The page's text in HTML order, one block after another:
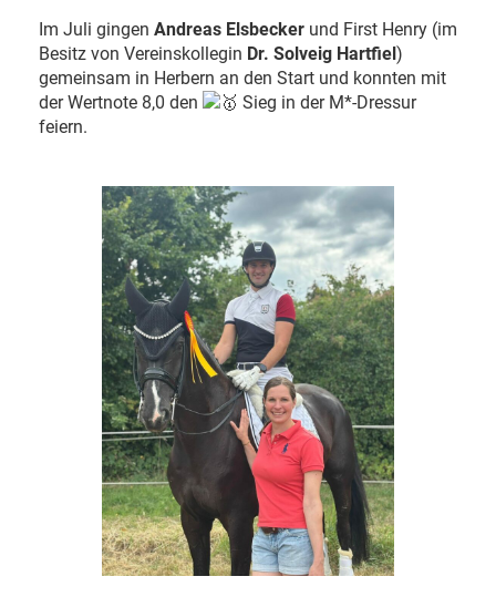
Im Juli gingen Andreas Elsbecker und First Henry (im
Besitz von Vereinskollegin Dr. Solveig Hartfiel)
gemeinsam in Herbern an den Start und konnten mit
der Wertnote 8,0 den
Sieg in der M*-Dressur
feiern.